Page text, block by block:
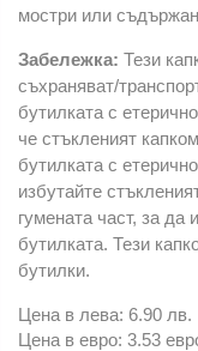
мостри или
Забележка: Тези
съхраняват/
бутилката с
че стъкленият
бутилката с
избутайте
гумената част, за да
бутилката. Тези
бутилки.
Цена в лева: 6.90 лв.
Цена в евро: 3.53